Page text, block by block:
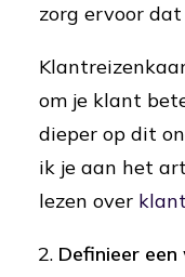
zorg ervoor
om je klant
dieper op dit
ik je aan het
lezen over
Definieer